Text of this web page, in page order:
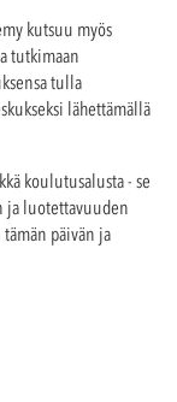
kutsuu myös
tutkimaan
tulla
lähettämällä
koulutusalusta - se
ja luotettavuuden
päivän ja